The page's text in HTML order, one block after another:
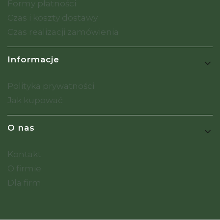
Formy płatności
Czas i koszty dostawy
Czas realizacji zamówienia
Informacje
Polityka prywatności
Jak kupować
O nas
Kontakt
O firmie
Dla firm